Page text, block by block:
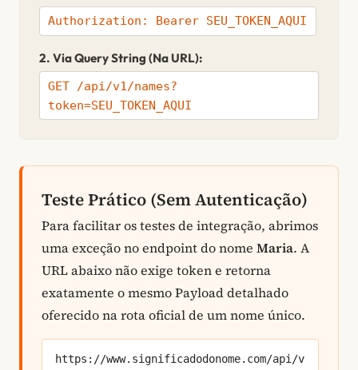
Authorization: Bearer SEU_TOKEN_AQUI
2. Via Query String (Na URL):
GET /api/v1/names?
token=SEU_TOKEN_AQUI
Teste Prático (Sem Autenticação)
Para facilitar os testes de integração, abrimos
uma exceção no endpoint do nome Maria. A
URL abaixo não exige token e retorna
exatamente o mesmo Payload detalhado
oferecido na rota oficial de um nome único.
https://www.significadodonome.com/api/v